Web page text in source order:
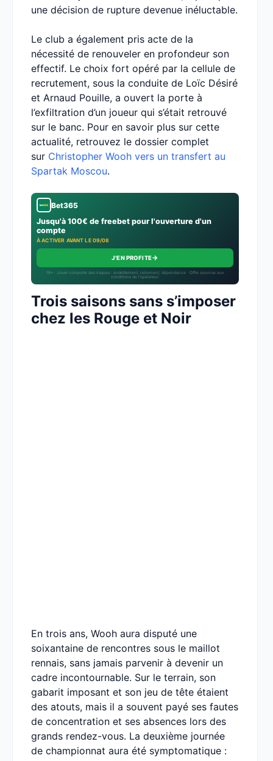
une décision de rupture devenue inéluctable.
Le club a également pris acte de la
nécessité de renouveler en profondeur son
effectif. Le choix fort opéré par la cellule de
recrutement, sous la conduite de Loïc Désiré
et Arnaud Pouille, a ouvert la porte à
l’exfiltration d’un joueur qui s’était retrouvé
sur le banc. Pour en savoir plus sur cette
actualité, retrouvez le dossier complet
sur Christopher Wooh vers un transfert au
Spartak Moscou.
Bet365
Jusqu'à 100€ de freebet pour l'ouverture d'un
compte
À ACTIVER AVANT LE 09/08
J'EN PROFITE→
18+ · Jouer comporte des risques : endettement, isolement, dépendance · Offre soumise aux
conditions de l’opérateur.
Trois saisons sans s’imposer
chez les Rouge et Noir
En trois ans, Wooh aura disputé une
soixantaine de rencontres sous le maillot
rennais, sans jamais parvenir à devenir un
cadre incontournable. Sur le terrain, son
gabarit imposant et son jeu de tête étaient
des atouts, mais il a souvent payé ses fautes
de concentration et ses absences lors des
grands rendez-vous. La deuxième journée
de championnat aura été symptomatique :